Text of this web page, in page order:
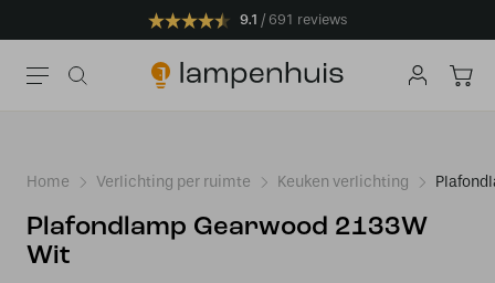
9.1 691 reviews
Home Verlichting per ruimte Keuken verlichting
Plafondlamp Gearwood 2133W
Wit